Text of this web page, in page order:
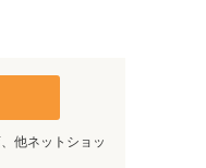
他ネットショッ